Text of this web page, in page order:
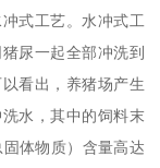
式工艺。水冲式工
尿一起全部冲洗到
看出，养猪场产生
水，其中的饲料末
体物质）含量高达